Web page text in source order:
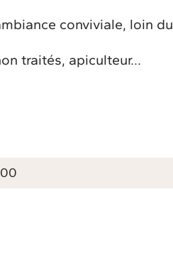
conviviale, loin du
traités, apiculteur...